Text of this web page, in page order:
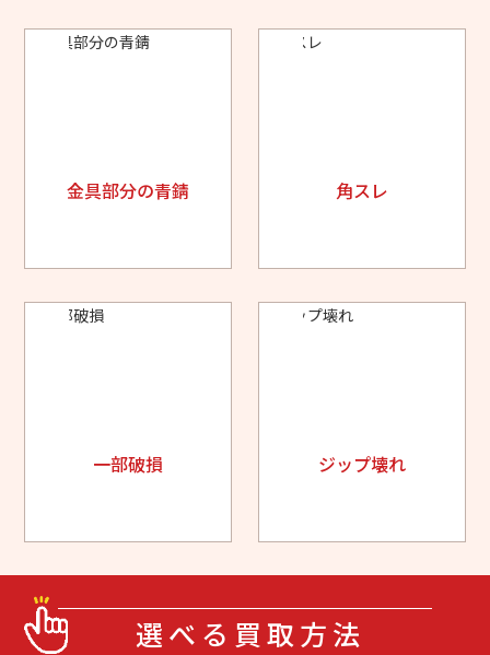
金具部分の青錆 角スレ
一部破損 ジップ壊れ
選べる買取方法